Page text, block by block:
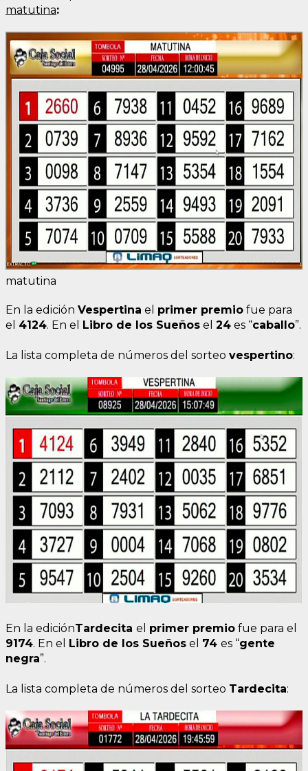
matutina:
matutina
En la edición Vespertina el primer premio fue para
el 4124. En el Libro de los Sueños el 24 es “caballo”.
La lista completa de números del sorteo vespertino:
En la ediciónTardecita el primer premio fue para el
9174. En el Libro de los Sueños el 74 es “gente
negra”.
La lista completa de números del sorteo Tardecita: